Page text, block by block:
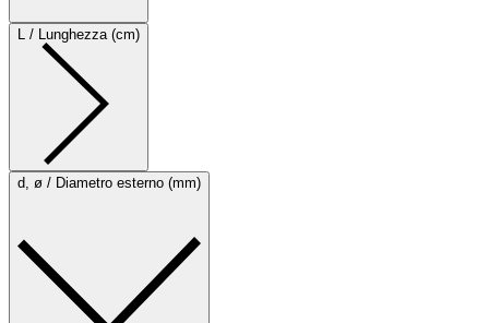
L / Lunghezza (cm)
d, ø / Diametro esterno (mm)